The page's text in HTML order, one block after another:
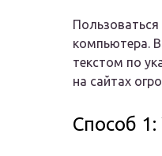
компьютера.
текстом по
на сайтах
Способ